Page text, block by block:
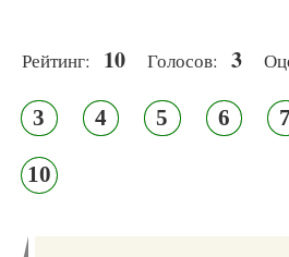
Рейтинг: 10 Голосов: 3
3 4 5 6 7
10